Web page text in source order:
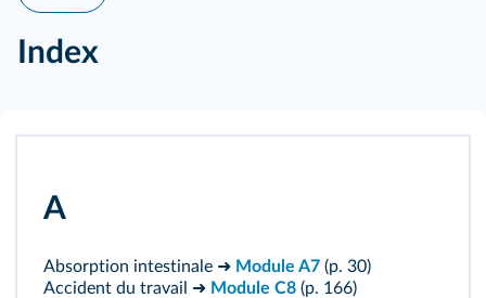
Index
A
Absorption intestinale ➜ Module A7 (p. 30)
Accident du travail ➜ Module C8 (p. 166)